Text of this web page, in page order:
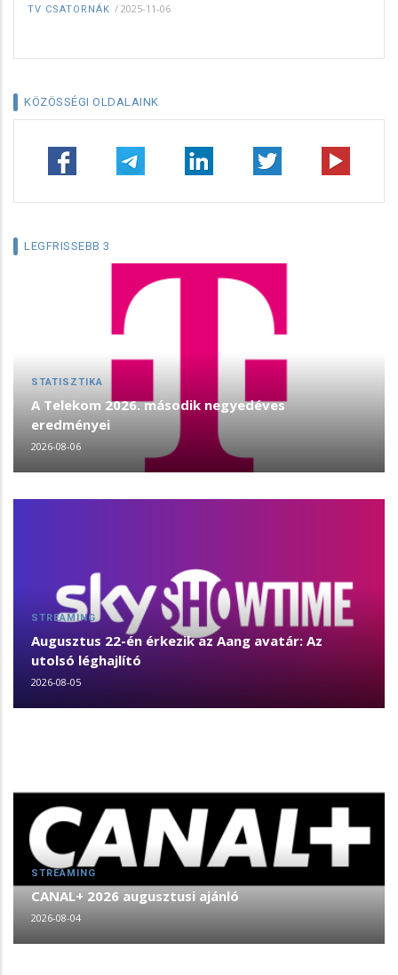
TV CSATORNÁK / 2025-11-06
KÖZÖSSÉGI OLDALAINK
LEGFRISSEBB 3
STATISZTIKA
A Telekom 2026. második negyedéves
eredményei
2026-08-06
STREAMING
Augusztus 22-én érkezik az Aang avatár: Az
utolsó léghajlító
2026-08-05
STREAMING
CANAL+ 2026 augusztusi ajánló
2026-08-04